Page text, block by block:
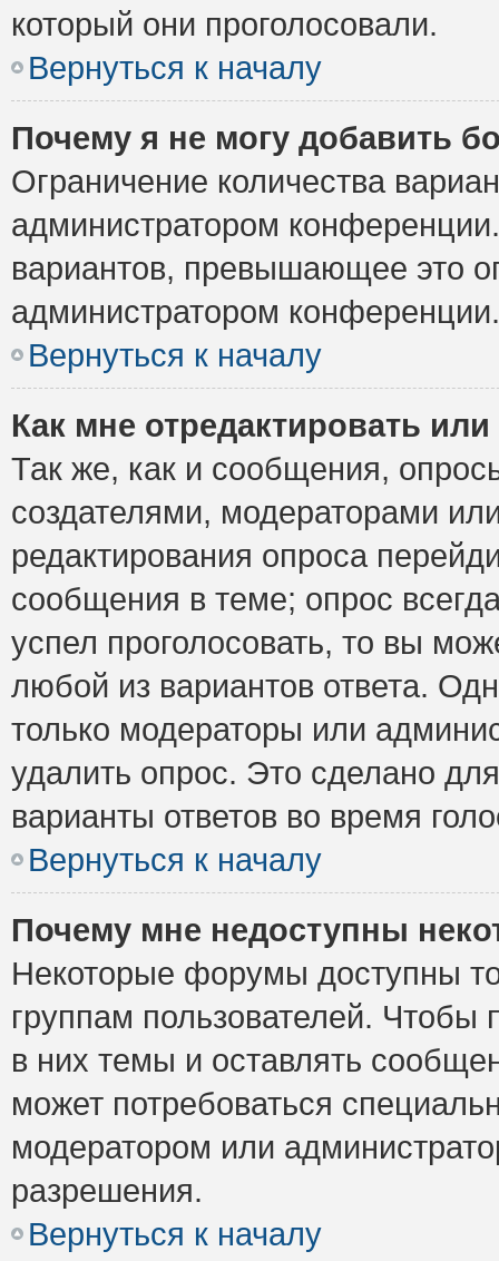
который они проголосовали.
Вернуться к началу
Почему я не могу добавить
Ограничение количества
администратором
вариантов, превышающее это
администратором конференции.
Вернуться к началу
Как мне отредактировать
Так же, как и сообщения,
создателями, модераторами
редактирования опроса
сообщения в теме; опрос
успел проголосовать, то вы
любой из вариантов ответа.
только модераторы или
удалить опрос. Это сделано
варианты ответов во время
Вернуться к началу
Почему мне недоступны
Некоторые форумы доступны
группам пользователей. Чтобы
в них темы и оставлять
может потребоваться
модератором или
разрешения.
Вернуться к началу